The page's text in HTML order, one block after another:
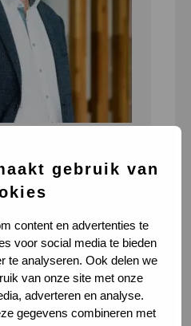
gebruik van
content en advertenties te
voor social media te bieden
te analyseren. Ook delen we
van onze site met onze
adverteren en analyse.
gegevens combineren met
LinkedIn